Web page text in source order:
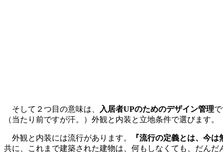
そして２つ目の意味は、 入居者UPのためのデザイン管理
（当たり前ですが汗。）外観と内装と立地条件で選びます。
外観と内装には流行があります。
『流行の定義とは、今
共に、これまで建築された建物は、何もしなくても、だん